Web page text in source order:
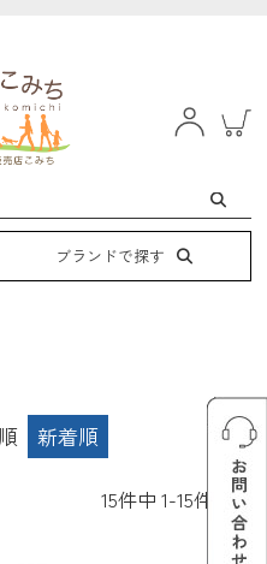
ベッド 電動ベッド
ブランドで探す
新着順
15件中 1-15件表示